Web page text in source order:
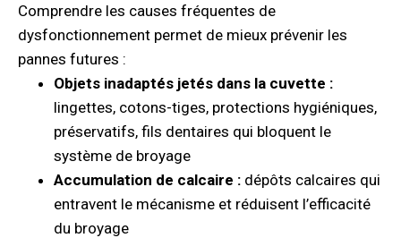
Comprendre les causes fréquentes de
dysfonctionnement permet de mieux prévenir les
pannes futures :
Objets inadaptés jetés dans la cuvette :
lingettes, cotons-tiges, protections hygiéniques,
préservatifs, fils dentaires qui bloquent le
système de broyage
Accumulation de calcaire : dépôts calcaires qui
entravent le mécanisme et réduisent l’efficacité
du broyage